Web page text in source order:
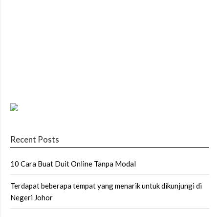
Recent Posts
10 Cara Buat Duit Online Tanpa Modal
Terdapat beberapa tempat yang menarik untuk dikunjungi di
Negeri Johor